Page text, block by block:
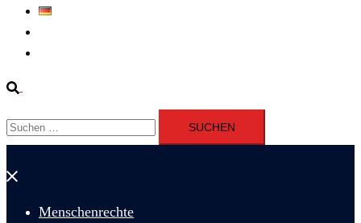
Suche
Suchen
nach:
Menü
Menschenrechte